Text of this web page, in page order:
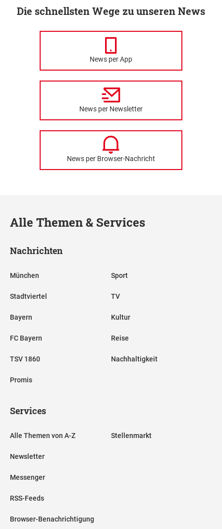
Die schnellsten Wege zu unseren News
News per App
News per Newsletter
News per Browser-Nachricht
Alle Themen & Services
Nachrichten
München
Stadtviertel
Bayern
FC Bayern
TSV 1860
Promis
Sport
TV
Kultur
Reise
Nachhaltigkeit
Services
Alle Themen von A-Z
Newsletter
Messenger
RSS-Feeds
Browser-Benachrichtigung
Stellenmarkt